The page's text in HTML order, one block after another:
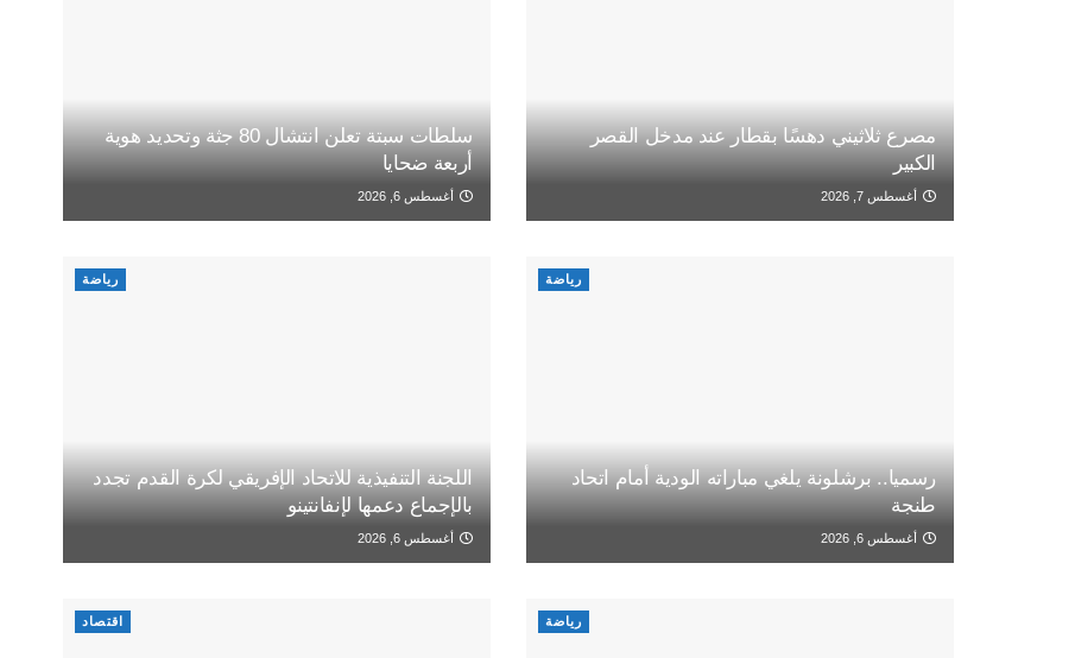
مصرع ثلاثيني دهسًا بقطار عند مدخل القصر
الكبير
أغسطس 7, 2026
سلطات سبتة تعلن انتشال 80 جثة وتحديد هوية
أربعة ضحايا
أغسطس 6, 2026
رياضة
رسميا.. برشلونة يلغي مباراته الودية أمام اتحاد
طنجة
أغسطس 6, 2026
رياضة
اللجنة التنفيذية للاتحاد الإفريقي لكرة القدم تجدد
بالإجماع دعمها لإنفانتينو
أغسطس 6, 2026
رياضة اقتصاد